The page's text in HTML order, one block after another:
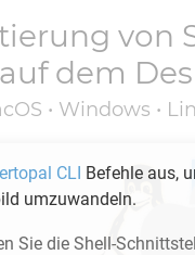
von
auf dem
• Windows •
CLI Befehle aus,
umzuwandeln.
Sie die Shell-